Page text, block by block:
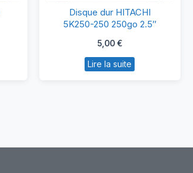
Disque
dur
HITACHI
250
Disque dur HITACHI
5K250-250 250go 2.5″
5,00 €
Lire la suite